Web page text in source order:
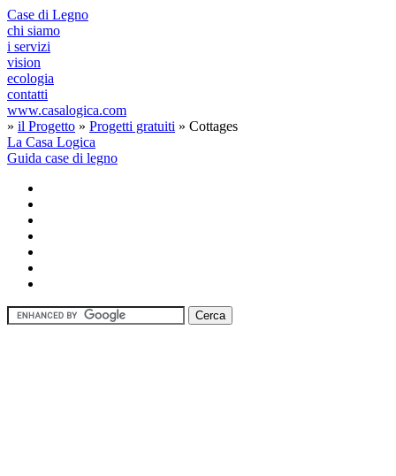
Case di Legno
chi siamo
i servizi
vision
ecologia
contatti
www.casalogica.com
» il Progetto » Progetti gratuiti » Cottages
La Casa Logica
Guida case di legno